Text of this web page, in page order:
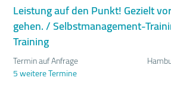
Leistung auf den Punkt! Gezielt
gehen. / Selbstmanagement-
Training
Termin auf Anfrage
5 weitere Termine